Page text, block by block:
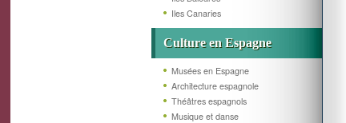
Iles Canaries
Culture en Espagne
Musées en Espagne
Architecture espagnole
Théâtres espagnols
Musique et danse